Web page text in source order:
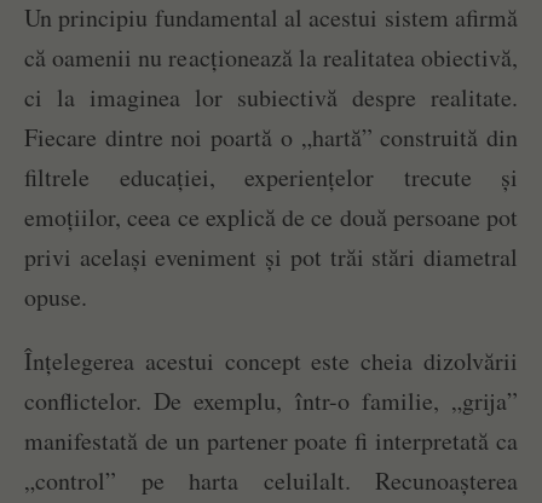
Un principiu fundamental al acestui sistem afirmă
că oamenii nu reacționează la realitatea obiectivă,
ci la imaginea lor subiectivă despre realitate.
Fiecare dintre noi poartă o „hartă” construită din
filtrele educației, experiențelor trecute și
emoțiilor, ceea ce explică de ce două persoane pot
privi același eveniment și pot trăi stări diametral
opuse.
Înțelegerea acestui concept este cheia dizolvării
conflictelor. De exemplu, într-o familie, „grija”
manifestată de un partener poate fi interpretată ca
„control” pe harta celuilalt. Recunoașterea